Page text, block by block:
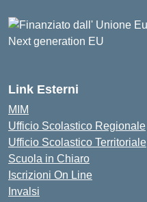
Link Esterni
MIM
Ufficio Scolastico Regionale
Ufficio Scolastico Territoriale
Scuola in Chiaro
Iscrizioni On Line
Invalsi